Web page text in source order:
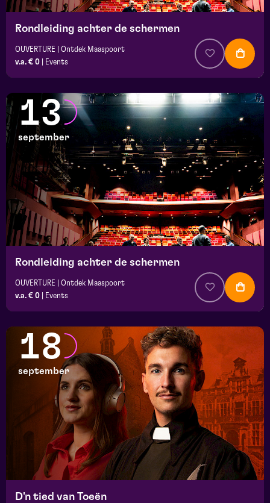
Rondleiding achter de schermen
OUVERTURE | Ontdek Maaspoort
v.a. € 0
Events
13
september
Rondleiding achter de schermen
OUVERTURE | Ontdek Maaspoort
v.a. € 0
Events
18
september
D'n tied van Toeën